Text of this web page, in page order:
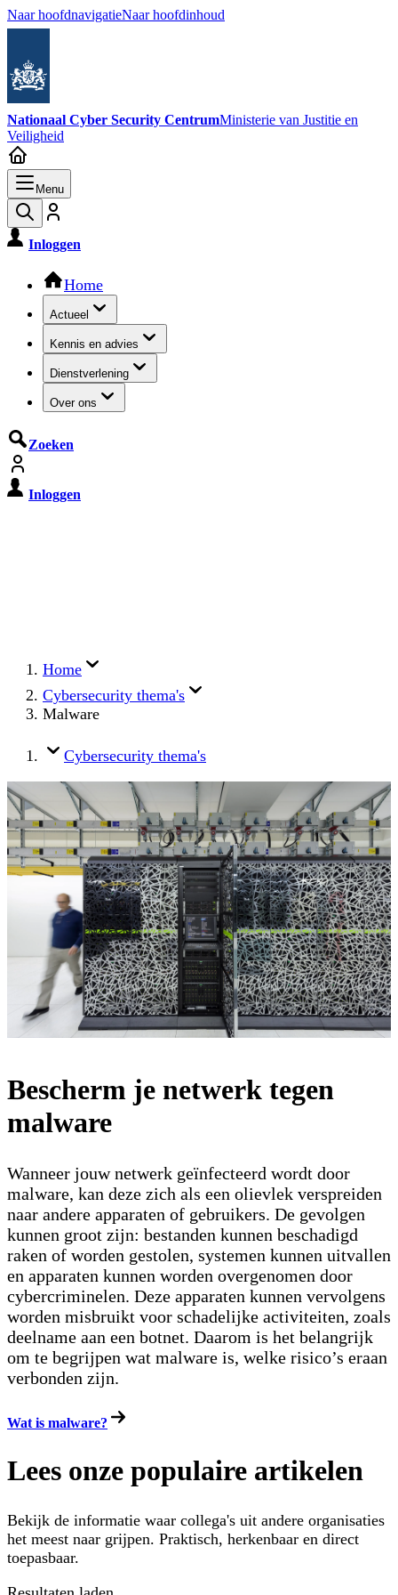
Naar hoofdnavigatieNaar hoofdinhoud
Nationaal Cyber Security CentrumMinisterie van Justitie en
Veiligheid
Menu
Inloggen
Hoofdnavigatie
Home
Actueel
Kennis en advies
Dienstverlening
Over ons
Zoeken
Inloggen
Home
Cybersecurity thema's
Malware
Cybersecurity thema's
Bescherm je netwerk tegen
malware
Wanneer jouw netwerk geïnfecteerd wordt door
malware, kan deze zich als een olievlek verspreiden
naar andere apparaten of gebruikers. De gevolgen
kunnen groot zijn: bestanden kunnen beschadigd
raken of worden gestolen, systemen kunnen uitvallen
en apparaten kunnen worden overgenomen door
cybercriminelen. Deze apparaten kunnen vervolgens
worden misbruikt voor schadelijke activiteiten, zoals
deelname aan een botnet. Daarom is het belangrijk
om te begrijpen wat malware is, welke risico’s eraan
verbonden zijn.
Wat is malware?
Lees onze populaire artikelen
Bekijk de informatie waar collega's uit andere organisaties
het meest naar grijpen. Praktisch, herkenbaar en direct
toepasbaar.